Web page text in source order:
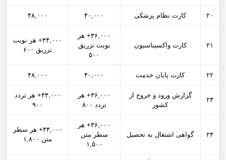
۲۰ کارت نظام پزشکی ۴۰,۰۰۰ ۴۸,۰۰۰
۲۱ کارت واکسیناسیون
۳۶,۰۰۰+ هر
نوبت تزریق
۵۰۰
۴۴,۰۰۰+ هر نوبت
تزریق ۶۰۰
۲۲ کارت پایان خدمت ۴۰,۰۰۰ ۴۸,۰۰۰
۲۳
گزارش ورود و خروج از
کشور
۳۶,۰۰۰+ هر
تردد ۸۰۰
۴۴,۰۰۰+ هر تردد
۹۰۰
۲۴ گواهی اشتغال به تحصیل
۳۶,۰۰۰+ هر
سطر متن
۱,۵۰۰
۴۴,۰۰۰+ هر سطر
متن ۱,۸۰۰